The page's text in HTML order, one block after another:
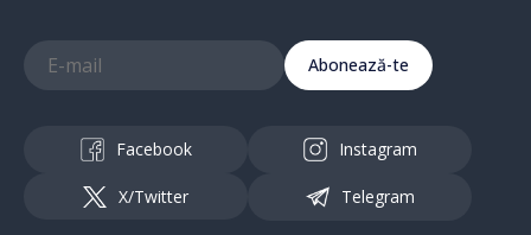
Abonează-te
Facebook Instagram
X/Twitter Telegram